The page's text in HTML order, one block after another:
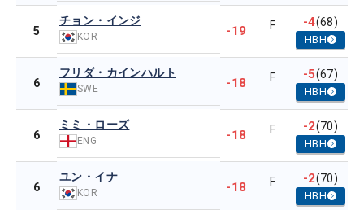
5
チョン・インジ
KOR -19 F -4(68)
HBH
6
フリダ・カインハルト
SWE -18 F -5(67)
HBH
6
ミミ・ローズ
ENG -18 F -2(70)
HBH
6
ユン・イナ
KOR -18 F -2(70)
HBH